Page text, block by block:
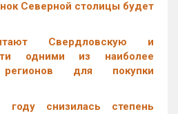
Северной столицы будет
Свердловскую и
одними из наиболее
регионов для покупки
снизилась степень